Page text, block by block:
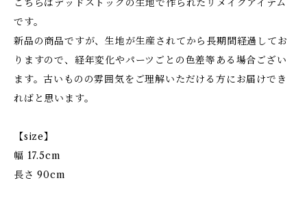
こちらはデッドストックの生地で作られたリメイクアイテム
です。
新品の商品ですが、生地が生産されてから長期間経過してお
りますので、経年変化やパーツごとの色差等ある場合ござい
ます。古いものの雰囲気をご理解いただける方にお届けでき
ればと思います。
【size】
幅 17.5cm
長さ 90cm